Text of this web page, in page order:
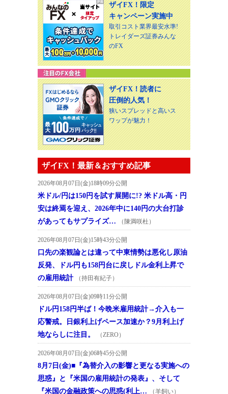
ザイFX！限定
キャンペーン実施中
取引コスト業界最安水準!
トレイダーズ証券みんな
のFX
ザイFX！読者に
圧倒的人気！
狭いスプレッドと高いス
ワップが魅力！
ザイFX！最新＆おすすめ記事
2026年08月07日(金)18時09分公開
米ドル/円は150円を試す展開に!? 米ドル高・円
安は終焉を迎え、2026年中に140円の大台打診
があってもサプライズ…
（陳満咲杜）
2026年08月07日(金)15時43分公開
口先の楽観論とは違って中東情勢は悪化し原油
反発、ドル円も158円台に戻しドル金利上昇で
の雇用統計
（持田有紀子）
2026年08月07日(金)09時11分公開
ドル円158円半ば！今晩米雇用統計→介入も一
応警戒。日銀利上げペース加速か？9月利上げ
地ならしに注目。
（ZERO）
2026年08月07日(金)06時45分公開
8月7日(金)■『為替介入の影響と更なる実施への
思惑』と『米国の雇用統計の発表』、そして
『米国の金融政策への思惑(利上…
（羊飼い）